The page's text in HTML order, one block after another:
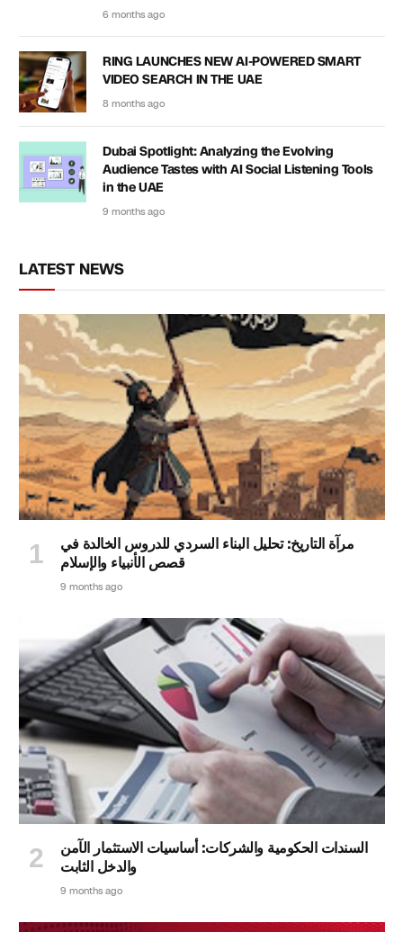
6 months ago
RING LAUNCHES NEW AI-POWERED SMART
VIDEO SEARCH IN THE UAE
8 months ago
Dubai Spotlight: Analyzing the Evolving
Audience Tastes with AI Social Listening Tools
in the UAE
9 months ago
LATEST NEWS
مرآة التاريخ: تحليل البناء السردي للدروس الخالدة في
قصص الأنبياء والإسلام
9 months ago
السندات الحكومية والشركات: أساسيات الاستثمار الآمن
والدخل الثابت
9 months ago